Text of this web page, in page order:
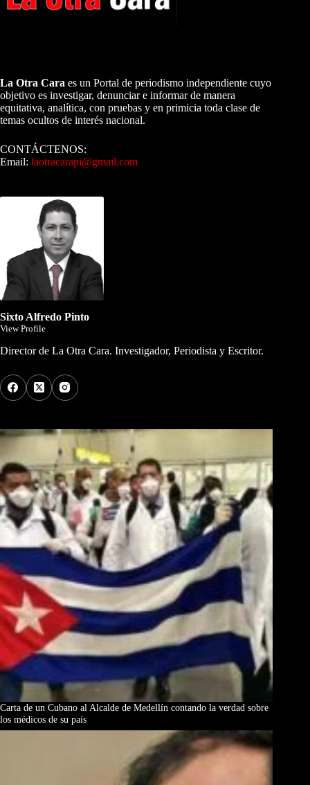
La Otra Cara es un Portal de periodismo independiente cuyo
objetivo es investigar, denunciar e informar de manera
equitativa, analítica, con pruebas y en primicia toda clase de
temas ocultos de interés nacional.
CONTÁCTENOS:
Email: laotracarapi@gmail.com
Sixto Alfredo Pinto
View Profile
Director de La Otra Cara. Investigador, Periodista y Escritor.
Carta de un Cubano al Alcalde de Medellín contando la verdad sobre
los médicos de su país